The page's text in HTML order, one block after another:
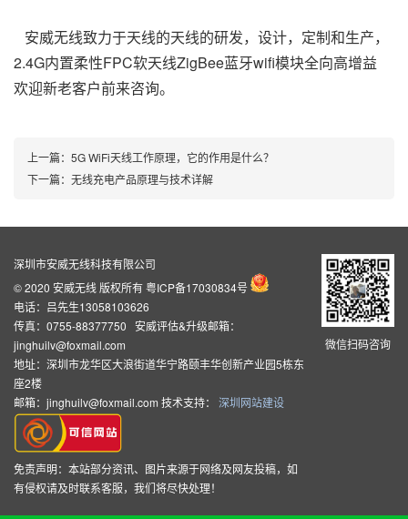
安威无线致力于天线的天线的研发，设计，定制和生产，
2.4G内置柔性FPC软天线ZigBee蓝牙wifi模块全向高增益
欢迎新老客户前来咨询。
上一篇： 5G WiFi天线工作原理，它的作用是什么？
下一篇： 无线充电产品原理与技术详解
微信扫码咨询
深圳市安威无线科技有限公司
© 2020 安威无线 版权所有粤ICP备17030834号
电话：吕先生13058103626
传真：0755-88377750 安威评估&升级邮箱：
jinghuilv@foxmail.com
地址：深圳市龙华区大浪街道华宁路颐丰华创新产业园5栋东
座2楼
邮箱：jinghuilv@foxmail.com 技术支持： 深圳网站建设
免责声明：本站部分资讯、图片来源于网络及网友投稿，如
有侵权请及时联系客服，我们将尽快处理！